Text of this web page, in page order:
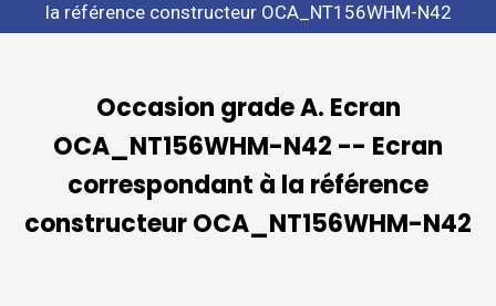
la référence constructeur OCA_NT156WHM-N42
Occasion grade A. Ecran
OCA_NT156WHM-N42 -- Ecran
correspondant à la référence
constructeur OCA_NT156WHM-N42